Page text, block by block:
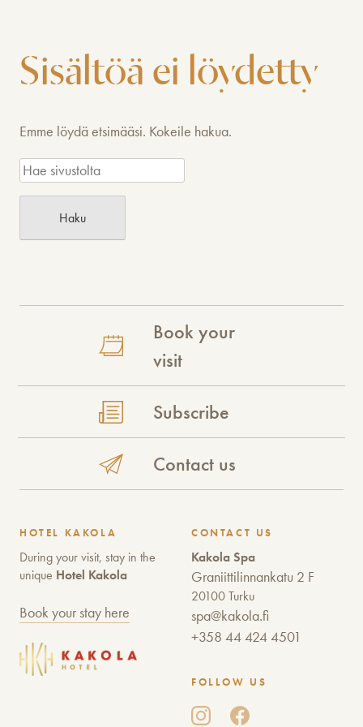
Sisältöä ei löydetty
Emme löydä etsimääsi. Kokeile hakua.
Haku
Book your
visit
Subscribe
Contact us
HOTEL KAKOLA
During your visit, stay in the
unique Hotel Kakola
Book your stay here
CONTACT US
Kakola Spa
Graniittilinnankatu 2 F
20100 Turku
spa@kakola.fi
+358 44 424 4501
FOLLOW US